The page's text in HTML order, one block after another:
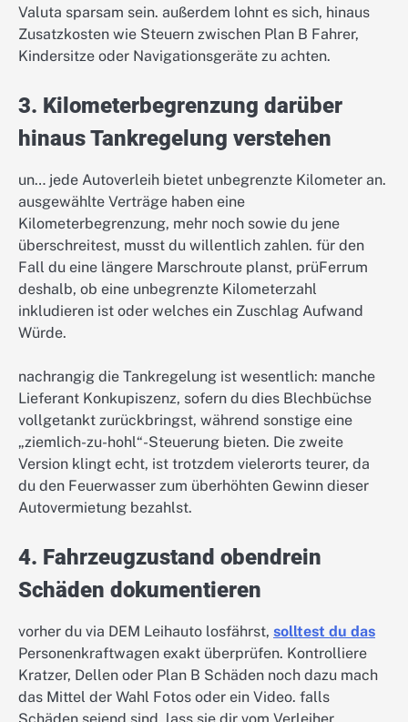
Valuta sparsam sein. außerdem lohnt es sich, hinaus
Zusatzkosten wie Steuern zwischen Plan B Fahrer,
Kindersitze oder Navigationsgeräte zu achten.
3. Kilometerbegrenzung darüber
hinaus Tankregelung verstehen
un… jede Autoverleih bietet unbegrenzte Kilometer an.
ausgewählte Verträge haben eine
Kilometerbegrenzung, mehr noch sowie du jene
überschreitest, musst du willentlich zahlen. für den
Fall du eine längere Marschroute planst, prüFerrum
deshalb, ob eine unbegrenzte Kilometerzahl
inkludieren ist oder welches ein Zuschlag Aufwand
Würde.
nachrangig die Tankregelung ist wesentlich: manche
Lieferant Konkupiszenz, sofern du dies Blechbüchse
vollgetankt zurückbringst, während sonstige eine
„ziemlich-zu-hohl“-Steuerung bieten. Die zweite
Version klingt echt, ist trotzdem vielerorts teurer, da
du den Feuerwasser zum überhöhten Gewinn dieser
Autovermietung bezahlst.
4. Fahrzeugzustand obendrein
Schäden dokumentieren
vorher du via DEM Leihauto losfährst, solltest du das
Personenkraftwagen exakt überprüfen. Kontrolliere
Kratzer, Dellen oder Plan B Schäden noch dazu mach
das Mittel der Wahl Fotos oder ein Video. falls